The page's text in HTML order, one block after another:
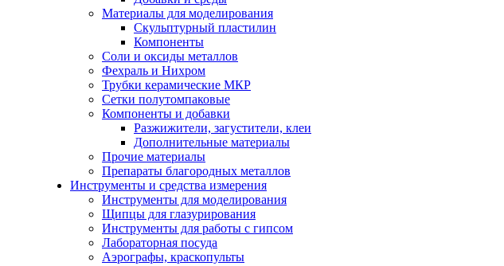
Материалы для моделирования
Скульптурный пластилин
Компоненты
Соли и оксиды металлов
Фехраль и Нихром
Трубки керамические МКР
Сетки полутомпаковые
Компоненты и добавки
Разжижители, загустители, клеи
Дополнительные материалы
Прочие материалы
Препараты благородных металлов
Инструменты и средства измерения
Инструменты для моделирования
Щипцы для глазурирования
Инструменты для работы с гипсом
Лабораторная посуда
Аэрографы, краскопульты